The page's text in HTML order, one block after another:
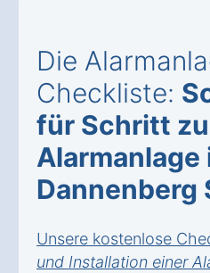
Die
Checkliste:
für Schritt
Alarmanlage
Dannenberg
Unsere kostenlose
und Installation einer